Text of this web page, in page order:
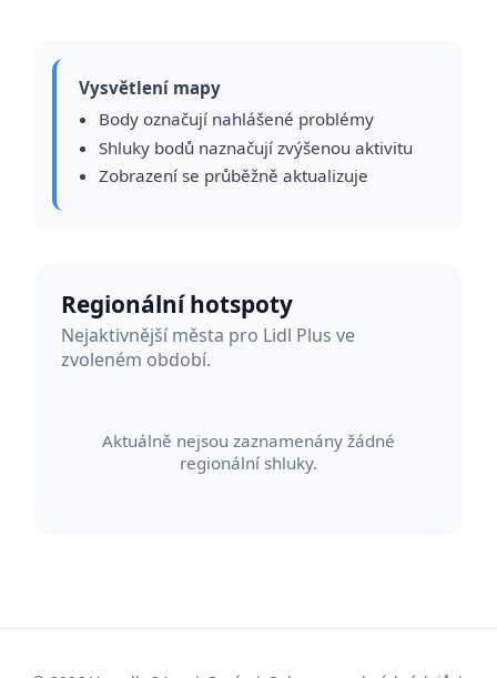
Vysvětlení mapy
Body označují nahlášené problémy
Shluky bodů naznačují zvýšenou aktivitu
Zobrazení se průběžně aktualizuje
Regionální hotspoty
Nejaktivnější města pro Lidl Plus ve
zvoleném období.
Aktuálně nejsou zaznamenány žádné
regionální shluky.